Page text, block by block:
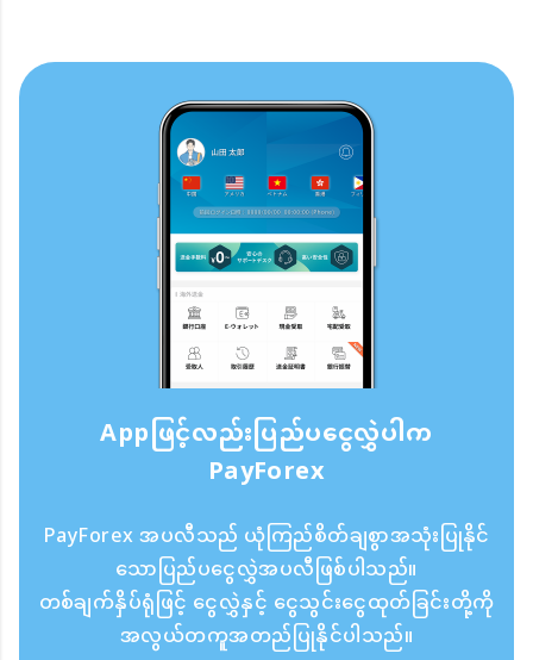
Appဖြင့်လည်းပြည်ပငွေလွှဲပါက
PayForex
PayForex အပလီသည် ယုံကြည်စိတ်ချစွာအသုံးပြုနိုင်
သောပြည်ပငွေလွှဲအပလီဖြစ်ပါသည်။
တစ်ချက်နှိပ်ရုံဖြင့် ငွေလွှဲနှင့် ငွေသွင်းငွေထုတ်ခြင်းတို့ကို
အလွယ်တကူအတည်ပြုနိုင်ပါသည်။